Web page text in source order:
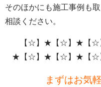
そのほかにも施工事例も
相談ください。
【☆】★【☆】★【
★【☆】★【☆】★【
まずはお気